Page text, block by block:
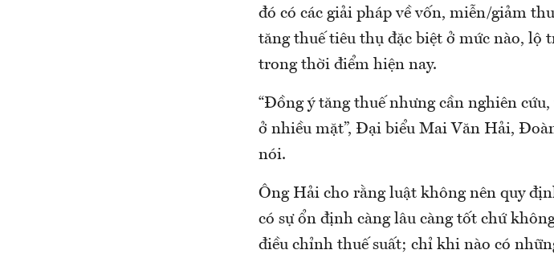
đó có các giải pháp về vốn, miễn/giảm
tăng thuế tiêu thụ đặc biệt ở mức nào,
trong thời điểm hiện nay.
“Đồng ý tăng thuế nhưng cần nghiên
ở nhiều mặt”, Đại biểu Mai Văn Hải,
nói.
Ông Hải cho rằng luật không nên quy
có sự ổn định càng lâu càng tốt chứ
điều chỉnh thuế suất; chỉ khi nào có